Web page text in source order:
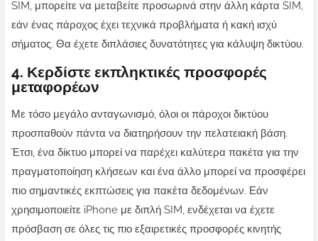
SIM, μπορείτε να μεταβείτε προσωρινά στην άλλη κάρτα SIM,
εάν ένας πάροχος έχει τεχνικά προβλήματα ή κακή ισχύ
σήματος. Θα έχετε διπλάσιες δυνατότητες για κάλυψη δικτύου.
4. Κερδίστε εκπληκτικές προσφορές
μεταφορέων
Με τόσο μεγάλο ανταγωνισμό, όλοι οι πάροχοι δικτύου
προσπαθούν πάντα να διατηρήσουν την πελατειακή βάση.
Έτσι, ένα δίκτυο μπορεί να παρέχει καλύτερα πακέτα για την
πραγματοποίηση κλήσεων και ένα άλλο μπορεί να προσφέρει
πιο σημαντικές εκπτώσεις για πακέτα δεδομένων. Εάν
χρησιμοποιείτε iPhone με διπλή SIM, ενδέχεται να έχετε
πρόσβαση σε όλες τις πιο εξαιρετικές προσφορές κινητής